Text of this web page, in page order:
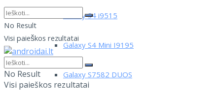
Galaxy S4 i9515
Galaxy S4 Mini I9195
Galaxy S7582 DUOS
No Result
Visi paieškos rezultatai
No Result
Visi paieškos rezultatai